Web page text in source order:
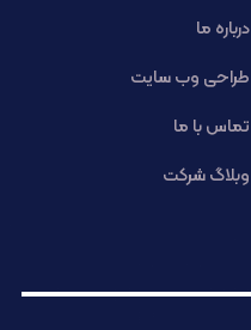
درباره ما
طراحی وب سایت
تماس با ما
وبلاگ شرکت